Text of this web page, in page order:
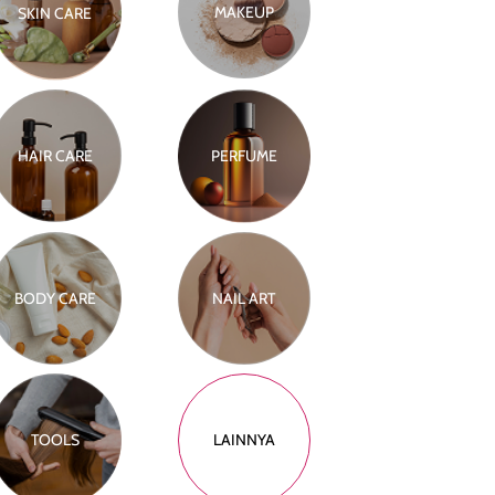
SKIN CARE MAKEUP
HAIR CARE PERFUME
BODY CARE NAIL ART
TOOLS LAINNYA